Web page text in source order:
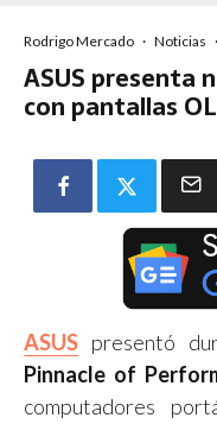
Rodrigo Mercado · Noticias ·
ASUS presenta
con pantallas
ASUS presentó
Pinnacle of
computadores